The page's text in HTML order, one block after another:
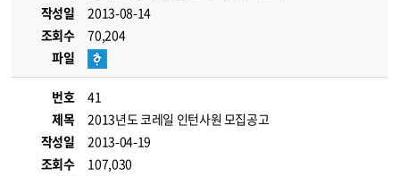
작성일
2013-08-14
조회수
70,204
파일
번호
41
제목
2013년도 코레일 인턴사원 모집공고
작성일
2013-04-19
조회수
107,030